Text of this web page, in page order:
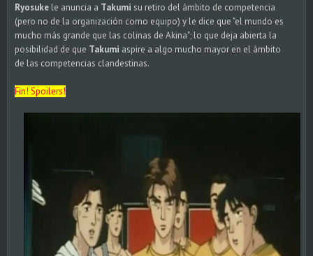
Ryosuke le anuncia a Takumi su retiro del ámbito de competencia
(pero no de la organización como equipo) y le dice que "el mundo es
mucho más grande que las colinas de Akina"; lo que deja abierta la
posibilidad de que Takumi aspire a algo mucho mayor en el ámbito
de las competencias clandestinas.
Fin! Spoilers!